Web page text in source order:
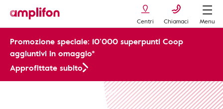
Centri Chiamaci Menu
Promozione speciale: 10’000 superpunti Coop
aggiuntivi in omaggio*
Approfittate subito
Finanziamenti